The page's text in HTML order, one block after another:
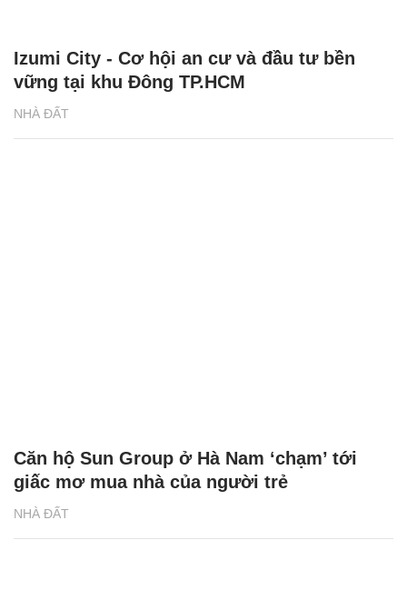
NHÀ ĐẤT
Izumi City - Cơ hội an cư và đầu tư bền
vững tại khu Đông TP.HCM
NHÀ ĐẤT
Căn hộ Sun Group ở Hà Nam ‘chạm’ tới
giấc mơ mua nhà của người trẻ